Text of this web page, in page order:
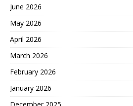
June 2026
May 2026
April 2026
March 2026
February 2026
January 2026